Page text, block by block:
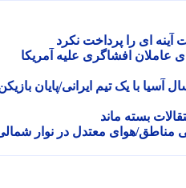
ای را پرداخت نکرد
افشاگری علیه آمریکا
با یک تیم ایرانی/پایان بازیکن
بسته ماند
مناطق/هوای معتدل در نوار شمالی